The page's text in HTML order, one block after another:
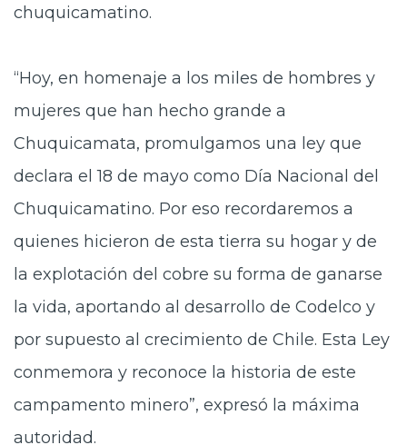
chuquicamatino.
“Hoy, en homenaje a los miles de hombres y
mujeres que han hecho grande a
Chuquicamata, promulgamos una ley que
declara el 18 de mayo como Día Nacional del
Chuquicamatino. Por eso recordaremos a
quienes hicieron de esta tierra su hogar y de
la explotación del cobre su forma de ganarse
la vida, aportando al desarrollo de Codelco y
por supuesto al crecimiento de Chile. Esta Ley
conmemora y reconoce la historia de este
campamento minero”, expresó la máxima
autoridad.